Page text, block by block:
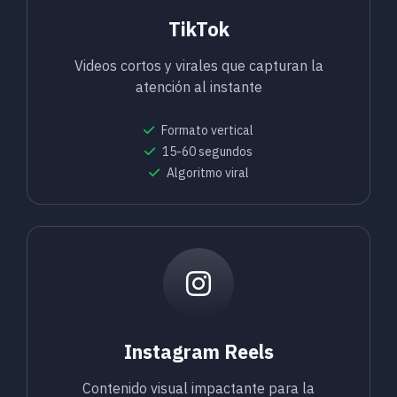
TikTok
Videos cortos y virales que capturan la
atención al instante
Formato vertical
15-60 segundos
Algoritmo viral
Instagram Reels
Contenido visual impactante para la